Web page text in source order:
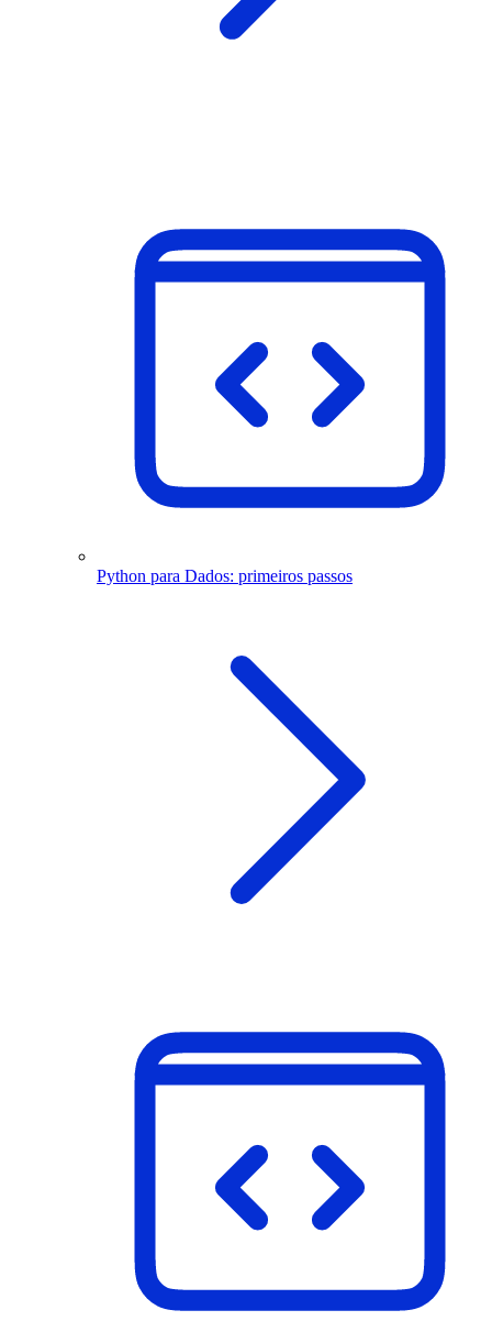
Python para Dados: primeiros passos